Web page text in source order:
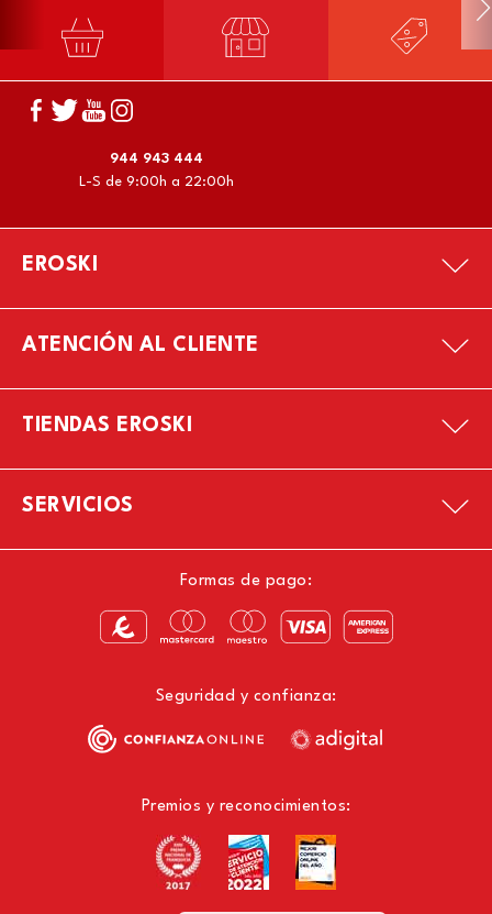
944 943 444
L-S de 9:00h a 22:00h
EROSKI
ATENCIÓN AL CLIENTE
TIENDAS EROSKI
SERVICIOS
Formas de pago:
Seguridad y confianza:
Premios y reconocimientos: